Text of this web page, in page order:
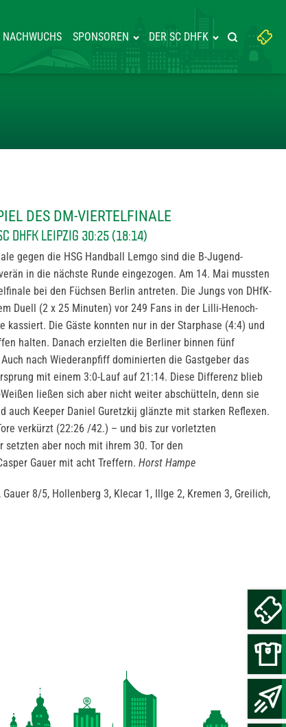
NACHWUCHS SPONSOREN DER SC DHFK
Suchbegriff
eingeben:
Suche
DES DM-VIERTELFINALE
DHFK LEIPZIG 30:25 (18:14)
gegen die HSG Handball Lemgo sind die B-Jugend-
in die nächste Runde eingezogen. Am 14. Mai mussten
bei den Füchsen Berlin antreten. Die Jungs von DHfK-
Duell (2 x 25 Minuten) vor 249 Fans in der Lilli-Henoch-
kassiert. Die Gäste konnten nur in der Starphase (4:4) und
halten. Danach erzielten die Berliner binnen fünf
nach Wiederanpfiff dominierten die Gastgeber das
mit einem 3:0-Lauf auf 21:14. Diese Differenz blieb
ließen sich aber nicht weiter abschütteln, denn sie
Keeper Daniel Guretzkij glänzte mit starken Reflexen.
verkürzt (22:26 /42.) – und bis zur vorletzten
aber noch mit ihrem 30. Tor den
Gauer mit acht Treffern. Horst Hampe
8/5, Hollenberg 3, Klecar 1, Illge 2, Kremen 3, Greilich,